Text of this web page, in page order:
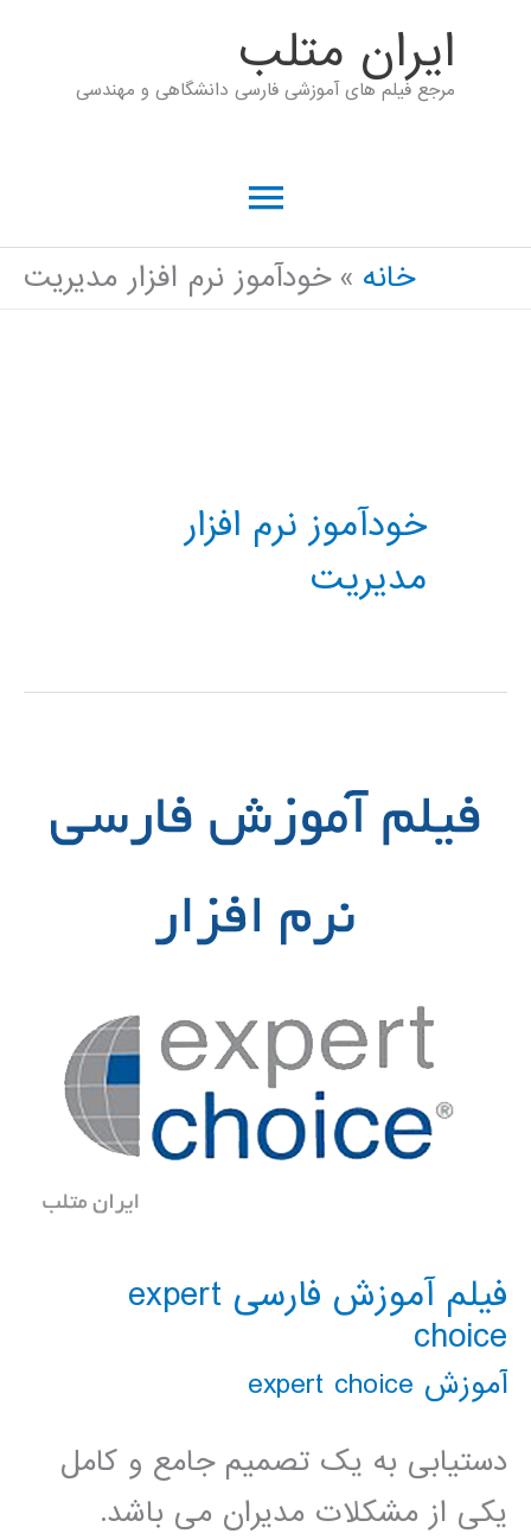
ايران متلب
مرجع فیلم های آموزشی فارسی دانشگاهی و مهندسی
فهرست
اصلی
خانه خودآموز نرم افزار مدیریت
خودآموز نرم افزار
مدیریت
فیلم آموزش فارسی expert
choice
آموزش expert choice
دستیابی به یک تصمیم جامع و کامل
یکی از مشکلات مدیران می باشد.